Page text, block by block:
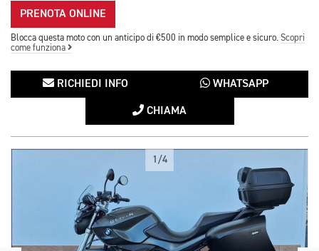
PRENOTA ONLINE
Blocca questa moto con un anticipo di €500 in modo semplice e sicuro. Scopri
come funziona
RICHIEDI INFO WHATSAPP
CHIAMA
1/4